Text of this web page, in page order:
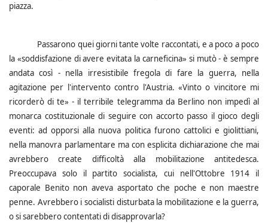
piazza.
Passarono quei giorni tante volte raccontati, e a poco a poco
la «soddisfazione di avere evitata la carneficina» si mutò - è sempre
andata così - nella irresistibile fregola di fare la guerra, nella
agitazione per l'intervento contro l'Austria. «Vinto o vincitore mi
ricorderò di te» - il terribile telegramma da Berlino non impedì al
monarca costituzionale di seguire con accorto passo il gioco degli
eventi: ad opporsi alla nuova politica furono cattolici e giolittiani,
nella manovra parlamentare ma con esplicita dichiarazione che mai
avrebbero create difficoltà alla mobilitazione antitedesca.
Preoccupava solo il partito socialista, cui nell'Ottobre 1914 il
caporale Benito non aveva asportato che poche e non maestre
penne. Avrebbero i socialisti disturbata la mobilitazione e la guerra,
o si sarebbero contentati di disapprovarla?